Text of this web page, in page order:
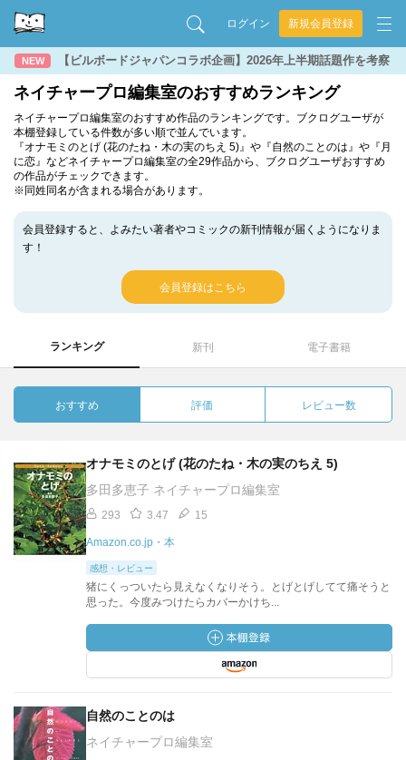
ログイン 新規会員登録
NEW 【ビルボードジャパンコラボ企画】2026年上半期話題作を考察
ネイチャープロ編集室のおすすめランキング
ネイチャープロ編集室のおすすめ作品のランキングです。ブクログユーザが
本棚登録している件数が多い順で並んでいます。
『オナモミのとげ (花のたね・木の実のちえ 5)』や『自然のことのは』や『月
に恋』などネイチャープロ編集室の全29作品から、ブクログユーザおすすめ
の作品がチェックできます。
※同姓同名が含まれる場合があります。
会員登録すると、よみたい著者やコミックの新刊情報が届くようになりま
す！
会員登録はこちら
ランキング 新刊 電子書籍
おすすめ 評価 レビュー数
オナモミのとげ (花のたね・木の実のちえ 5)
多田多恵子 ネイチャープロ編集室
293 3.47 15
Amazon.co.jp・本
感想・レビュー
猪にくっついたら見えなくなりそう。とげとげしてて痛そうと
思った。今度みつけたらカバーかけち...
自然のことのは
ネイチャープロ編集室